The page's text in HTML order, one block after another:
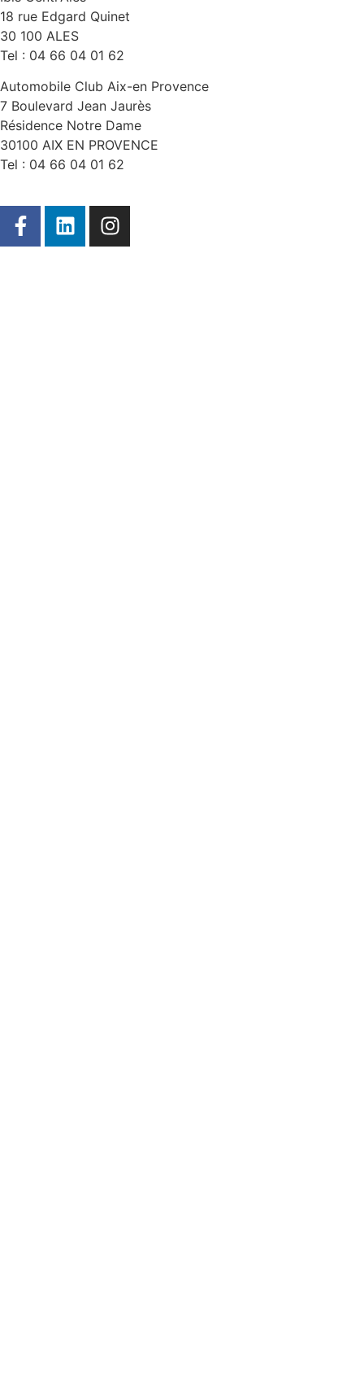
18 rue Edgard Quinet
30 100 ALES
Tel : 04 66 04 01 62
Automobile Club Aix-en Provence
7 Boulevard Jean Jaurès
Résidence Notre Dame
30100 AIX EN PROVENCE
Tel : 04 66 04 01 62